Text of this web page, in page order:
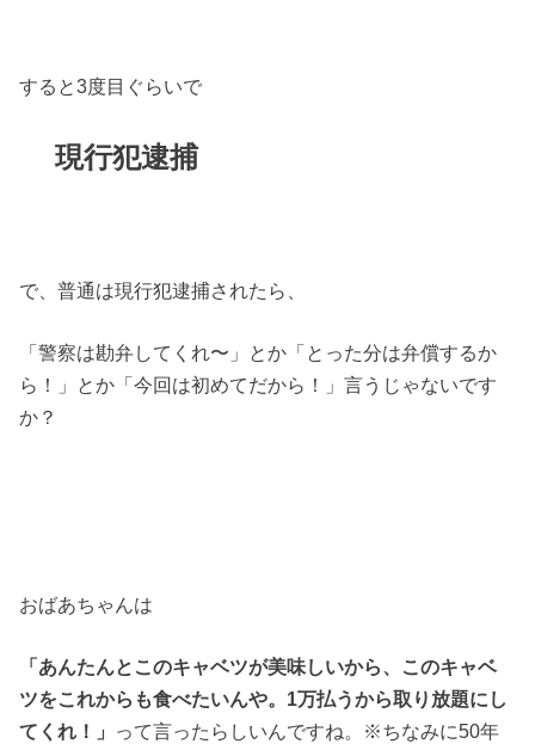
すると3度目ぐらいで
現行犯逮捕
で、普通は現行犯逮捕されたら、
「警察は勘弁してくれ〜」とか「とった分は弁償するか
ら！」とか「今回は初めてだから！」言うじゃないです
か？
おばあちゃんは
「あんたんとこのキャベツが美味しいから、このキャベ
ツをこれからも食べたいんや。1万払うから取り放題にし
てくれ！」 って言ったらしいんですね。※ちなみに50年